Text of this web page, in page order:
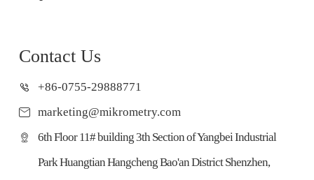
Contact Us
+86-0755-29888771
marketing@mikrometry.com
6th Floor 11# building 3th Section of Yangbei Industrial
Park Huangtian Hangcheng Bao'an District Shenzhen,